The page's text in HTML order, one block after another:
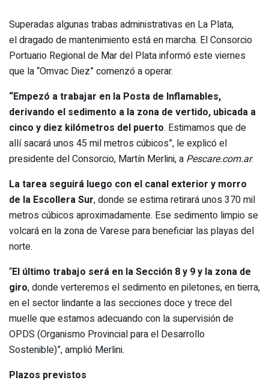
Superadas algunas trabas administrativas en La Plata,
el dragado de mantenimiento está en marcha. El Consorcio
Portuario Regional de Mar del Plata informó este viernes
que la “Omvac Diez” comenzó a operar.
“Empezó a trabajar en la Posta de Inflamables,
derivando el sedimento a la zona de vertido, ubicada a
cinco y diez kilómetros del puerto. Estimamos que de
allí sacará unos 45 mil metros cúbicos”, le explicó el
presidente del Consorcio, Martín Merlini, a Pescare.com.ar.
La tarea seguirá luego con el canal exterior y morro
de la Escollera Sur, donde se estima retirará unos 370 mil
metros cúbicos aproximadamente. Ese sedimento limpio se
volcará en la zona de Varese para beneficiar las playas del
norte.
“El último trabajo será en la Sección 8 y 9 y la zona de
giro, donde verteremos el sedimento en piletones, en tierra,
en el sector lindante a las secciones doce y trece del
muelle que estamos adecuando con la supervisión de
OPDS (Organismo Provincial para el Desarrollo
Sostenible)”, amplió Merlini.
Plazos previstos